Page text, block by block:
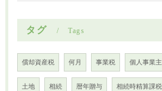
タグ Tags
償却資産税 何月 事業税 個人事業主
土地 相続 暦年贈与 相続時精算課税